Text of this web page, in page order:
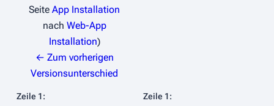
Seite App Installation
nach Web-App
Installation
← Zum vorherigen
Versionsunterschied
Zeile 1: Zeile 1: